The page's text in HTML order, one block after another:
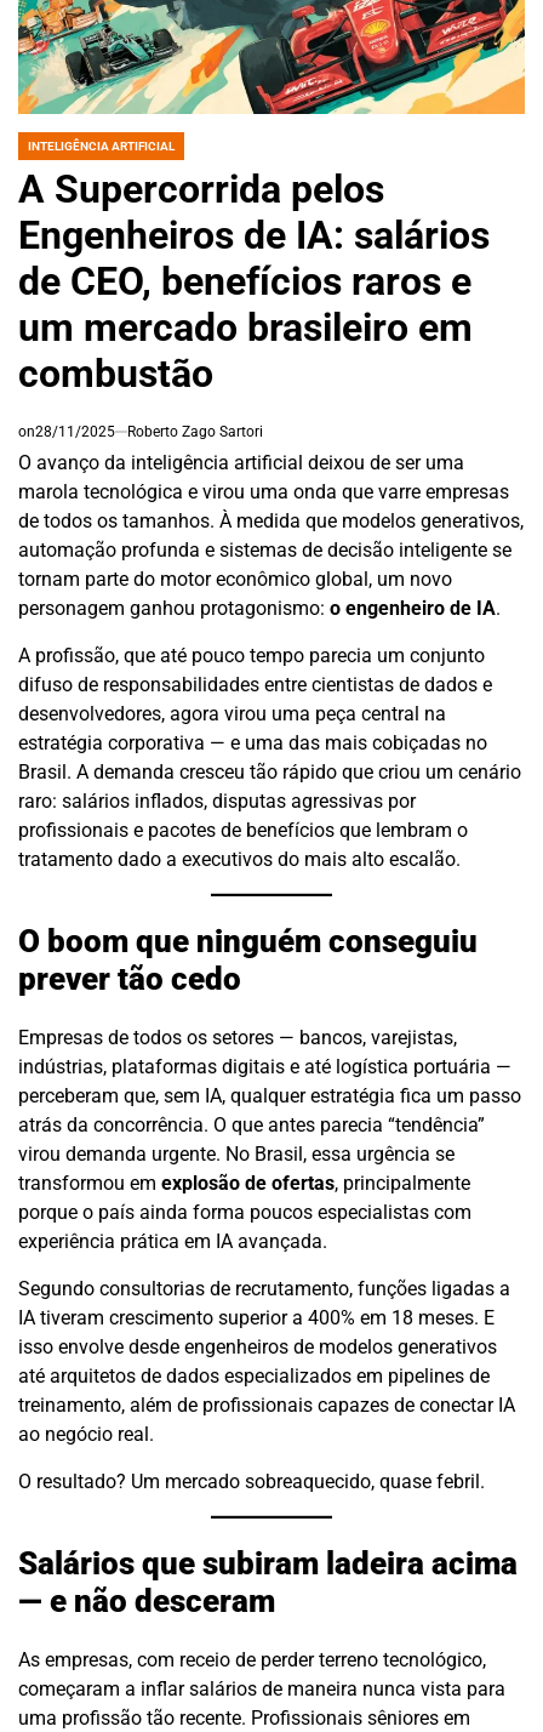
POSTED
INTELIGÊNCIA ARTIFICIAL
A Supercorrida pelos
Engenheiros de IA: salários
de CEO, benefícios raros e
um mercado brasileiro em
combustão
on28/11/2025 Roberto Zago Sartori
O avanço da inteligência artificial deixou de ser uma
marola tecnológica e virou uma onda que varre empresas
de todos os tamanhos. À medida que modelos generativos,
automação profunda e sistemas de decisão inteligente se
tornam parte do motor econômico global, um novo
personagem ganhou protagonismo: o engenheiro de IA.
A profissão, que até pouco tempo parecia um conjunto
difuso de responsabilidades entre cientistas de dados e
desenvolvedores, agora virou uma peça central na
estratégia corporativa — e uma das mais cobiçadas no
Brasil. A demanda cresceu tão rápido que criou um cenário
raro: salários inflados, disputas agressivas por
profissionais e pacotes de benefícios que lembram o
tratamento dado a executivos do mais alto escalão.
O boom que ninguém conseguiu
prever tão cedo
Empresas de todos os setores — bancos, varejistas,
indústrias, plataformas digitais e até logística portuária —
perceberam que, sem IA, qualquer estratégia fica um passo
atrás da concorrência. O que antes parecia “tendência”
virou demanda urgente. No Brasil, essa urgência se
transformou em explosão de ofertas, principalmente
porque o país ainda forma poucos especialistas com
experiência prática em IA avançada.
Segundo consultorias de recrutamento, funções ligadas a
IA tiveram crescimento superior a 400% em 18 meses. E
isso envolve desde engenheiros de modelos generativos
até arquitetos de dados especializados em pipelines de
treinamento, além de profissionais capazes de conectar IA
ao negócio real.
O resultado? Um mercado sobreaquecido, quase febril.
Salários que subiram ladeira acima
— e não desceram
As empresas, com receio de perder terreno tecnológico,
começaram a inflar salários de maneira nunca vista para
uma profissão tão recente. Profissionais sêniores em